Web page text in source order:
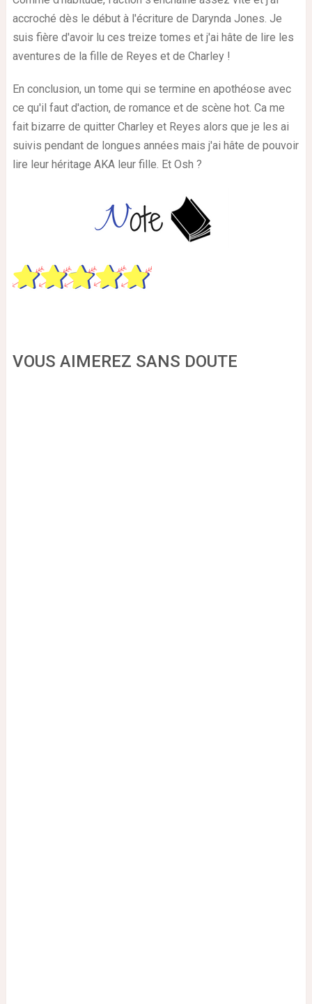
accroché dès le début à l'écriture de Darynda Jones. Je
suis fière d'avoir lu ces treize tomes et j'ai hâte de lire les
aventures de la fille de Reyes et de Charley !
En conclusion, un tome qui se termine en apothéose avec
ce qu'il faut d'action, de romance et de scène hot. Ca me
fait bizarre de quitter Charley et Reyes alors que je les ai
suivis pendant de longues années mais j'ai hâte de pouvoir
lire leur héritage AKA leur fille. Et Osh ?
VOUS AIMEREZ SANS DOUTE